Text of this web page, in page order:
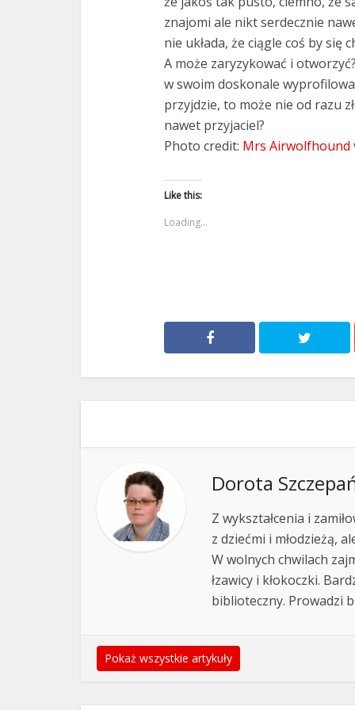
znajomi ale nikt serdecznie
nie układa, że ciągle coś by się
A może zaryzykować i
w swoim doskonale
przyjdzie, to może nie od razu
nawet przyjaciel?
Photo credit: Mrs Airwolfhound
Like this:
Loading...
Dorota
Z wykształcenia i
z dziećmi i młodzieżą,
W wolnych chwilach
łzawicy i kłokoczki.
biblioteczny. Prowadzi
Pokaż wszystkie artykuły